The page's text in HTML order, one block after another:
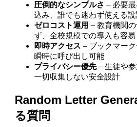
圧倒的なシンプルさ – 必要
込み、誰でも迷わず使える設
ゼロコスト運用 – 教育機関
ず、全校規模での導入も容易
即時アクセス – ブックマー
瞬時に呼び出し可能
プライバシー優先– 生徒や参
一切収集しない安全設計
Random Letter
る質問